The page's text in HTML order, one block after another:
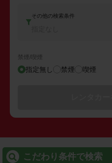
その他の検索条件
禁煙/喫煙
指定無し 禁煙 喫煙
こだわり条件で検索